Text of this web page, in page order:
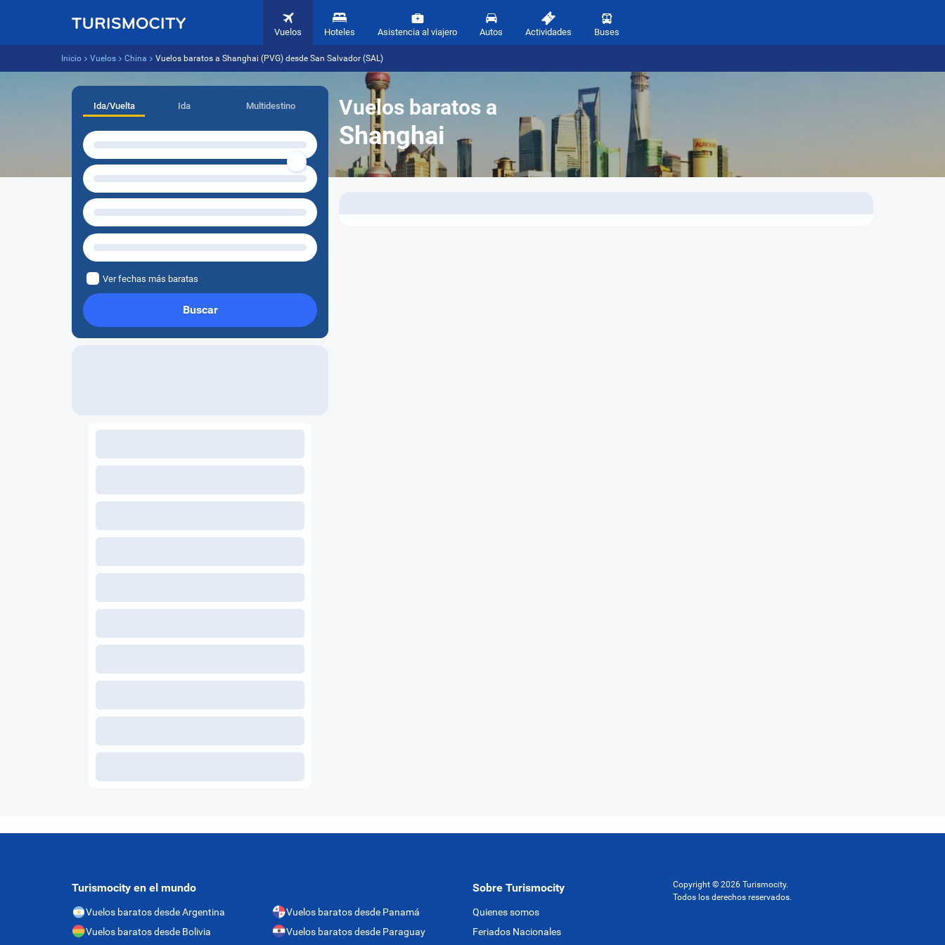
Vuelos Hoteles Asistencia al viajero Autos Actividades Buses
Inicio Vuelos China Vuelos baratos a Shanghai (PVG) desde San Salvador (SAL)
Vuelos baratos a
Shanghai
Ida/Vuelta Ida Multidestino
Ver fechas más baratas
Buscar
Turismocity en el mundo
Vuelos baratos desde Argentina
Vuelos baratos desde Bolivia
Vuelos baratos desde Panamá
Vuelos baratos desde Paraguay
Sobre Turismocity
Quienes somos
Feriados Nacionales
Copyright © 2026 Turismocity.
Todos los derechos reservados.